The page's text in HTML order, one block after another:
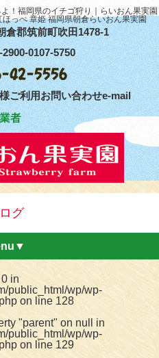
！福岡県のイチゴ狩り｜らいおん果実園
っぺ 章姫 福岡県朝倉らいおん果実園
郡筑前町吹田1478-1
0107-5750
ご利用お問い合わせe-mail
グ
in
public_html/wp/wp-
on line128
"parent" on null in
public_html/wp/wp-
on line129